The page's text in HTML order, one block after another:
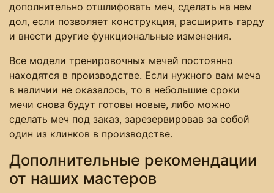
дополнительно отшлифовать меч, сделать на нем
дол, если позволяет конструкция, расширить гарду
и внести другие функциональные изменения.
Все модели тренировочных мечей постоянно
находятся в производстве. Если нужного вам меча
в наличии не оказалось, то в небольшие сроки
мечи снова будут готовы новые, либо можно
сделать меч под заказ, зарезервировав за собой
один из клинков в производстве.
Дополнительные рекомендации
от наших мастеров